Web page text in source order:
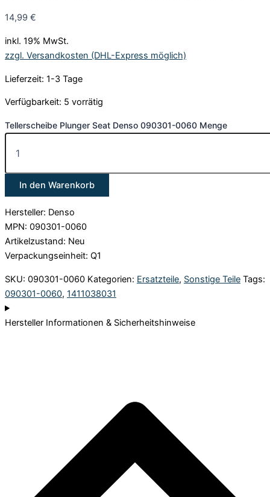
14,99 €
inkl. 19% MwSt.
zzgl. Versandkosten (DHL-Express möglich)
Lieferzeit: 1-3 Tage
Verfügbarkeit: 5 vorrätig
Tellerscheibe Plunger Seat Denso 090301-0060 Menge
In den Warenkorb
Hersteller: Denso
MPN: 090301-0060
Artikelzustand: Neu
Verpackungseinheit: Q1
SKU: 090301-0060 Kategorien: Ersatzteile, Sonstige Teile Tags:
090301-0060, 1411038031
Hersteller Informationen & Sicherheitshinweise